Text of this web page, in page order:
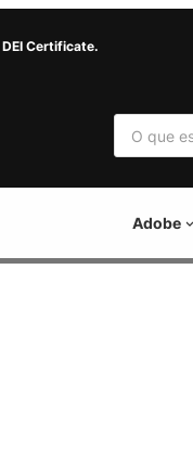
DEI Certificate.
P
s
u
r
Adobe